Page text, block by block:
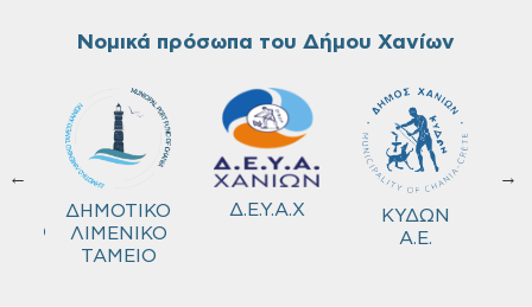
Νομικά πρόσωπα του Δήμου Χανίων
←
ΔΗΜΟΤΙΚΟ
ΛΙΜΕΝΙΚΟ
ΤΑΜΕΙΟ
Δ.Ε.Υ.Α.Χ
ΚΥΔΩΝ
Α.Ε.
→